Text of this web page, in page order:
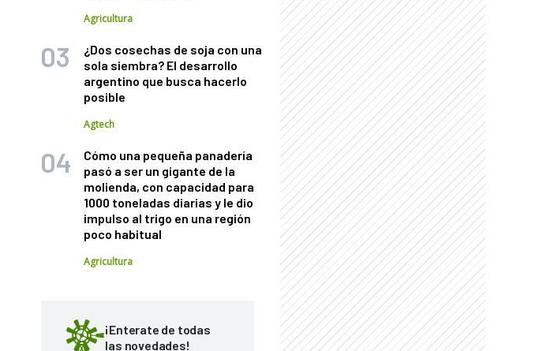
Agricultura
¿Dos cosechas de soja con una
sola siembra? El desarrollo
argentino que busca hacerlo
posible
Agtech
Cómo una pequeña panadería
pasó a ser un gigante de la
molienda, con capacidad para
1000 toneladas diarias y le dio
impulso al trigo en una región
poco habitual
Agricultura
¡Enterate de todas
las novedades!